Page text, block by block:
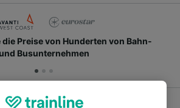
Sie sich Millionen täglichen Nutzern an